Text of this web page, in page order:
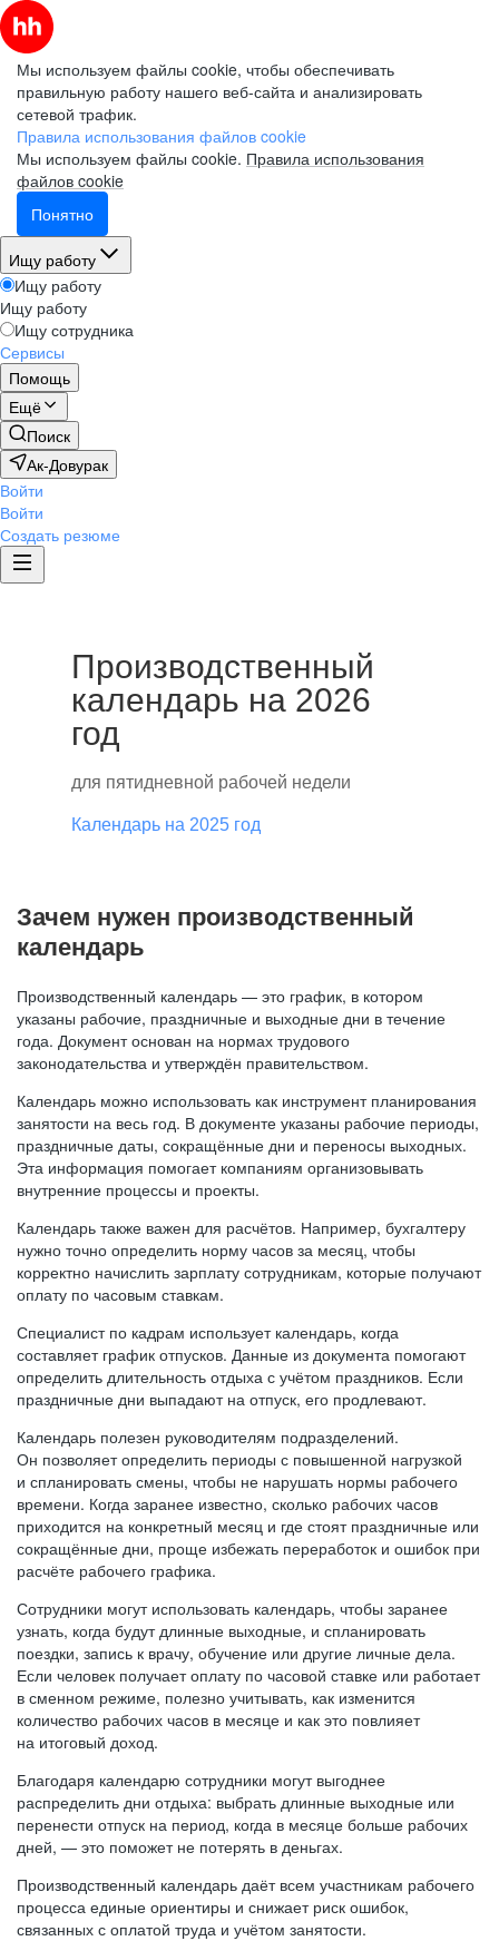
Мы используем файлы cookie, чтобы обеспечивать
правильную работу нашего веб-сайта и анализировать
сетевой трафик.
Правила использования файлов cookie
Мы используем файлы cookie. Правила использования
файлов cookie
Понятно
Ищу работу
Ищу работу
Ищу работу
Ищу сотрудника
Сервисы
Помощь
Ещё
Поиск
Ак-Довурак
Войти
Войти
Создать резюме
Производственный
календарь на 2026
год
для пятидневной рабочей недели
Календарь на 2025 год
Зачем нужен производственный
календарь
Производственный календарь — это график, в котором
указаны рабочие, праздничные и выходные дни в течение
года. Документ основан на нормах трудового
законодательства и утверждён правительством.
Календарь можно использовать как инструмент планирования
занятости на весь год. В документе указаны рабочие периоды,
праздничные даты, сокращённые дни и переносы выходных.
Эта информация помогает компаниям организовывать
внутренние процессы и проекты.
Календарь также важен для расчётов. Например, бухгалтеру
нужно точно определить норму часов за месяц, чтобы
корректно начислить зарплату сотрудникам, которые получают
оплату по часовым ставкам.
Специалист по кадрам использует календарь, когда
составляет график отпусков. Данные из документа помогают
определить длительность отдыха с учётом праздников. Если
праздничные дни выпадают на отпуск, его продлевают.
Календарь полезен руководителям подразделений.
Он позволяет определить периоды с повышенной нагрузкой
и спланировать смены, чтобы не нарушать нормы рабочего
времени. Когда заранее известно, сколько рабочих часов
приходится на конкретный месяц и где стоят праздничные или
сокращённые дни, проще избежать переработок и ошибок при
расчёте рабочего графика.
Сотрудники могут использовать календарь, чтобы заранее
узнать, когда будут длинные выходные, и спланировать
поездки, запись к врачу, обучение или другие личные дела.
Если человек получает оплату по часовой ставке или работает
в сменном режиме, полезно учитывать, как изменится
количество рабочих часов в месяце и как это повлияет
на итоговый доход.
Благодаря календарю сотрудники могут выгоднее
распределить дни отдыха: выбрать длинные выходные или
перенести отпуск на период, когда в месяце больше рабочих
дней, — это поможет не потерять в деньгах.
Производственный календарь даёт всем участникам рабочего
процесса единые ориентиры и снижает риск ошибок,
связанных с оплатой труда и учётом занятости.